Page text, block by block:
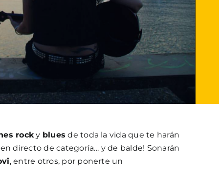
rock y blues de toda la vida que te harán
directo de categoría… y de balde! Sonarán
, entre otros, por ponerte un